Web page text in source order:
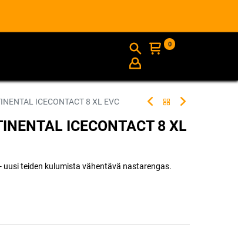
INFO
0
ICECONTACT 8 XL EVC
ICECONTACT 8 XL
uusi teiden kulumista vähentävä nastarengas.